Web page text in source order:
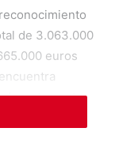
de 3.063.000
euros
y asfalto, pero